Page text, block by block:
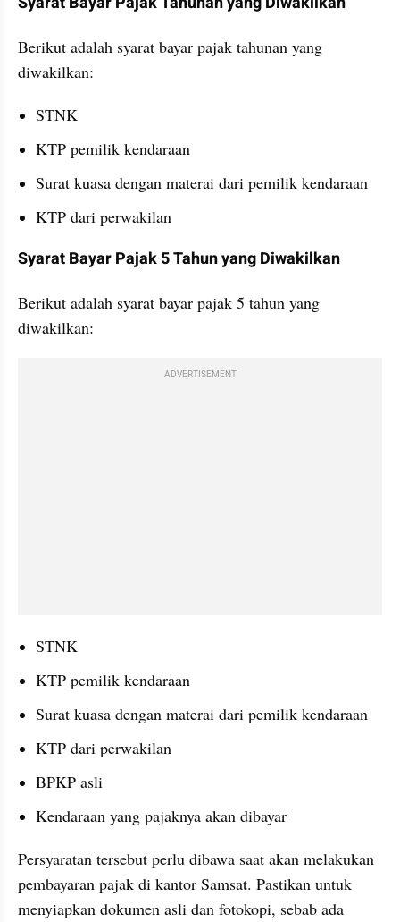
Berikut adalah syarat bayar pajak tahunan yang
diwakilkan:
STNK
KTP pemilik kendaraan
Surat kuasa dengan materai dari pemilik kendaraan
KTP dari perwakilan
Syarat Bayar Pajak 5 Tahun yang Diwakilkan
Berikut adalah syarat bayar pajak 5 tahun yang
diwakilkan:
ADVERTISEMENT
STNK
KTP pemilik kendaraan
Surat kuasa dengan materai dari pemilik kendaraan
KTP dari perwakilan
BPKP asli
Kendaraan yang pajaknya akan dibayar
Persyaratan tersebut perlu dibawa saat akan melakukan
pembayaran pajak di kantor Samsat. Pastikan untuk
menyiapkan dokumen asli dan fotokopi, sebab ada